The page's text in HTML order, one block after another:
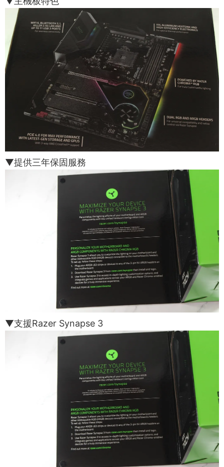
▼提供三年保固服務
▼支援Razer Synapse 3